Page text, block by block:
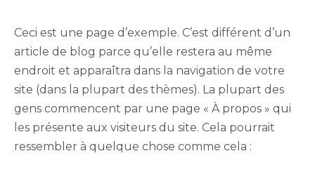
Ceci est une page d’exemple. C’est différent d’un
article de blog parce qu’elle restera au même
endroit et apparaîtra dans la navigation de votre
site (dans la plupart des thèmes). La plupart des
gens commencent par une page « À propos » qui
les présente aux visiteurs du site. Cela pourrait
ressembler à quelque chose comme cela :